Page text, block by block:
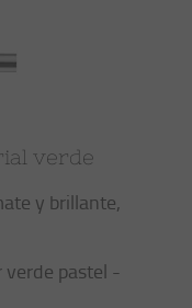
verde
y brillante,
pastel -